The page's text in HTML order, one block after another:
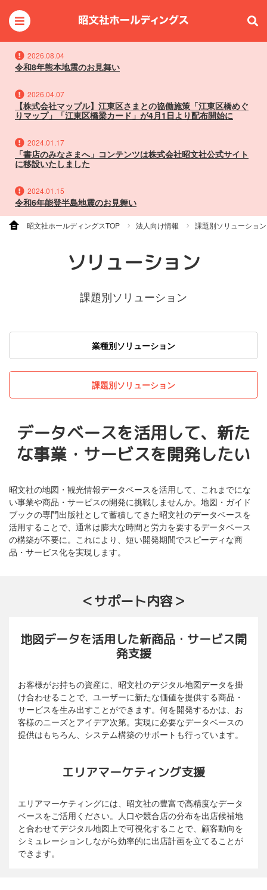
2026.08.04
令和8年熊本地震のお見舞い
2026.04.07
【株式会社マップル】江東区さまとの協働施策「江東区橋めぐ
りマップ」「江東区橋梁カード」が4月1日より配布開始に
2024.01.17
「書店のみなさまへ」コンテンツは株式会社昭文社公式サイト
に移設いたしました
2024.01.15
令和6年能登半島地震のお見舞い
昭文社ホールディングスTOP 法人向け情報 課題別ソリューション
ソリューション
課題別ソリューション
業種別ソリューション
課題別ソリューション
データベースを活用して、新た
な事業・サービスを開発したい
昭文社の地図・観光情報データベースを活用して、これまでにな
い事業や商品・サービスの開発に挑戦しませんか。地図・ガイド
ブックの専門出版社として蓄積してきた昭文社のデータベースを
活用することで、通常は膨大な時間と労力を要するデータベース
の構築が不要に。これにより、短い開発期間でスピーディな商
品・サービス化を実現します。
＜サポート内容＞
地図データを活用した新商品・サービス開
発支援
お客様がお持ちの資産に、昭文社のデジタル地図データを掛
け合わせることで、ユーザーに新たな価値を提供する商品・
サービスを生み出すことができます。何を開発するかは、お
客様のニーズとアイデア次第。実現に必要なデータベースの
提供はもちろん、システム構築のサポートも行っています。
エリアマーケティング支援
エリアマーケティングには、昭文社の豊富で高精度なデータ
ベースをご活用ください。人口や競合店の分布を出店候補地
と合わせてデジタル地図上で可視化することで、顧客動向を
シミュレーションしながら効率的に出店計画を立てることが
できます。